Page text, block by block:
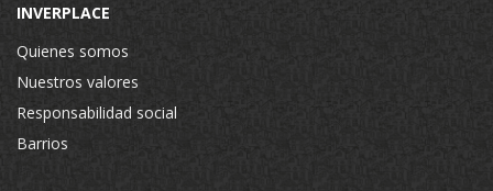
INVERPLACE
Quienes somos
Nuestros valores
Responsabilidad social
Barrios